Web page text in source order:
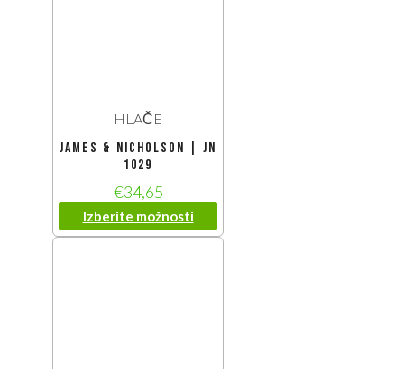
HLAČE
James & Nicholson | JN
1029
€34,65
Izberite možnosti